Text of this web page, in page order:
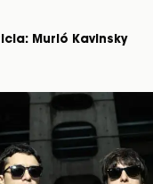
Murió Kavinsky